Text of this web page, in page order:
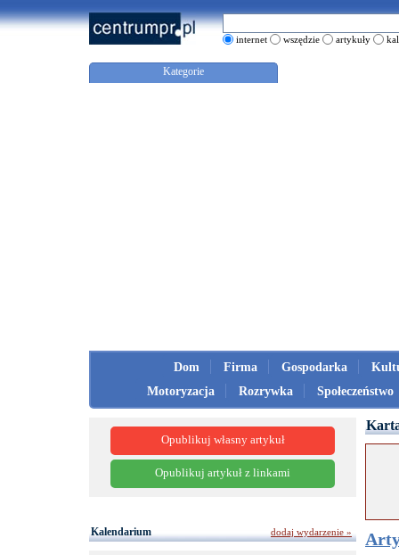
internet wszędzie artykuły
Kategorie
Dom Firma Gospodarka
Motoryzacja
Rozrywka Społeczeństwo
Opublikuj własny artykuł
Opublikuj artykuł z linkami
Kalendarium dodaj wydarzenie »